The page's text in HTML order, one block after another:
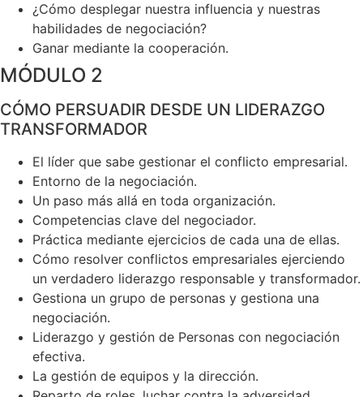
¿Cómo desplegar nuestra influencia y nuestras
habilidades de negociación?
Ganar mediante la cooperación.
MÓDULO 2
CÓMO PERSUADIR DESDE UN LIDERAZGO
TRANSFORMADOR
El líder que sabe gestionar el conflicto empresarial.
Entorno de la negociación.
Un paso más allá en toda organización.
Competencias clave del negociador.
Práctica mediante ejercicios de cada una de ellas.
Cómo resolver conflictos empresariales ejerciendo
un verdadero liderazgo responsable y transformador.
Gestiona un grupo de personas y gestiona una
negociación.
Liderazgo y gestión de Personas con negociación
efectiva.
La gestión de equipos y la dirección.